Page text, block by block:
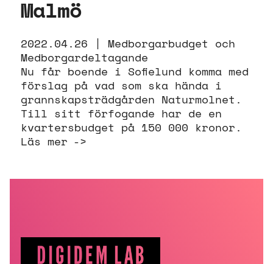
Malmö
2022.04.26 |
Medborgarbudget och
Medborgardeltagande
Nu får boende i Sofielund komma med
förslag på vad som ska hända i
grannskapsträdgården Naturmolnet.
Till sitt förfogande har de en
kvartersbudget på 150 000 kronor.
Läs mer